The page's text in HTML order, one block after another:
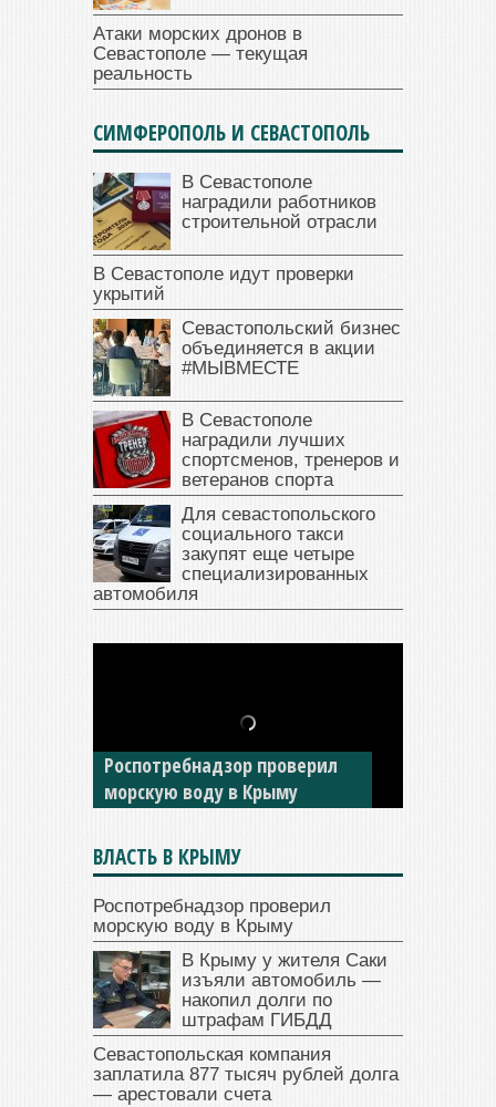
Атаки морских дронов в
Севастополе — текущая
реальность
СИМФЕРОПОЛЬ И СЕВАСТОПОЛЬ
В Севастополе
наградили работников
строительной отрасли
В Севастополе идут проверки
укрытий
Севастопольский бизнес
объединяется в акции
#МЫВМЕСТЕ
В Севастополе
наградили лучших
спортсменов, тренеров и
ветеранов спорта
Для севастопольского
социального такси
закупят еще четыре
специализированных
автомобиля
Роспотребнадзор проверил
морскую воду в Крыму
ВЛАСТЬ В КРЫМУ
Роспотребнадзор проверил
морскую воду в Крыму
В Крыму у жителя Саки
изъяли автомобиль —
накопил долги по
штрафам ГИБДД
Севастопольская компания
заплатила 877 тысяч рублей долга
— арестовали счета